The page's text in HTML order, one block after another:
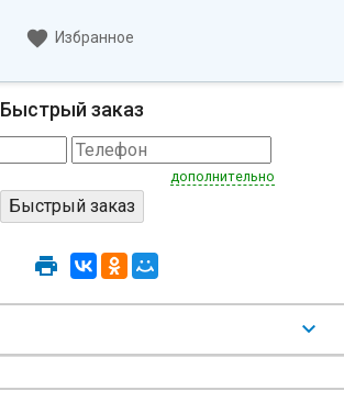
Избранное
Быстрый заказ
дополнительно